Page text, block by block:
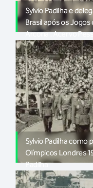
Sylvio Padilha e
Brasil após os Jogos
Arcona . Acervo
Sylvio Padilha
Olímpicos Londres
Padilha